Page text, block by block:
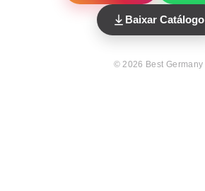
Baixar Catálogo
© 2026 Best Germany